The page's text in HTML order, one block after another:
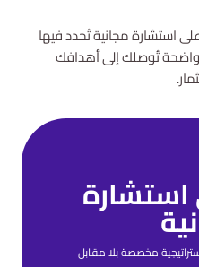
استشارة مجانية تُحدد فيها
تُوصلك إلى أهدافك
مخصصة بلا مقابل